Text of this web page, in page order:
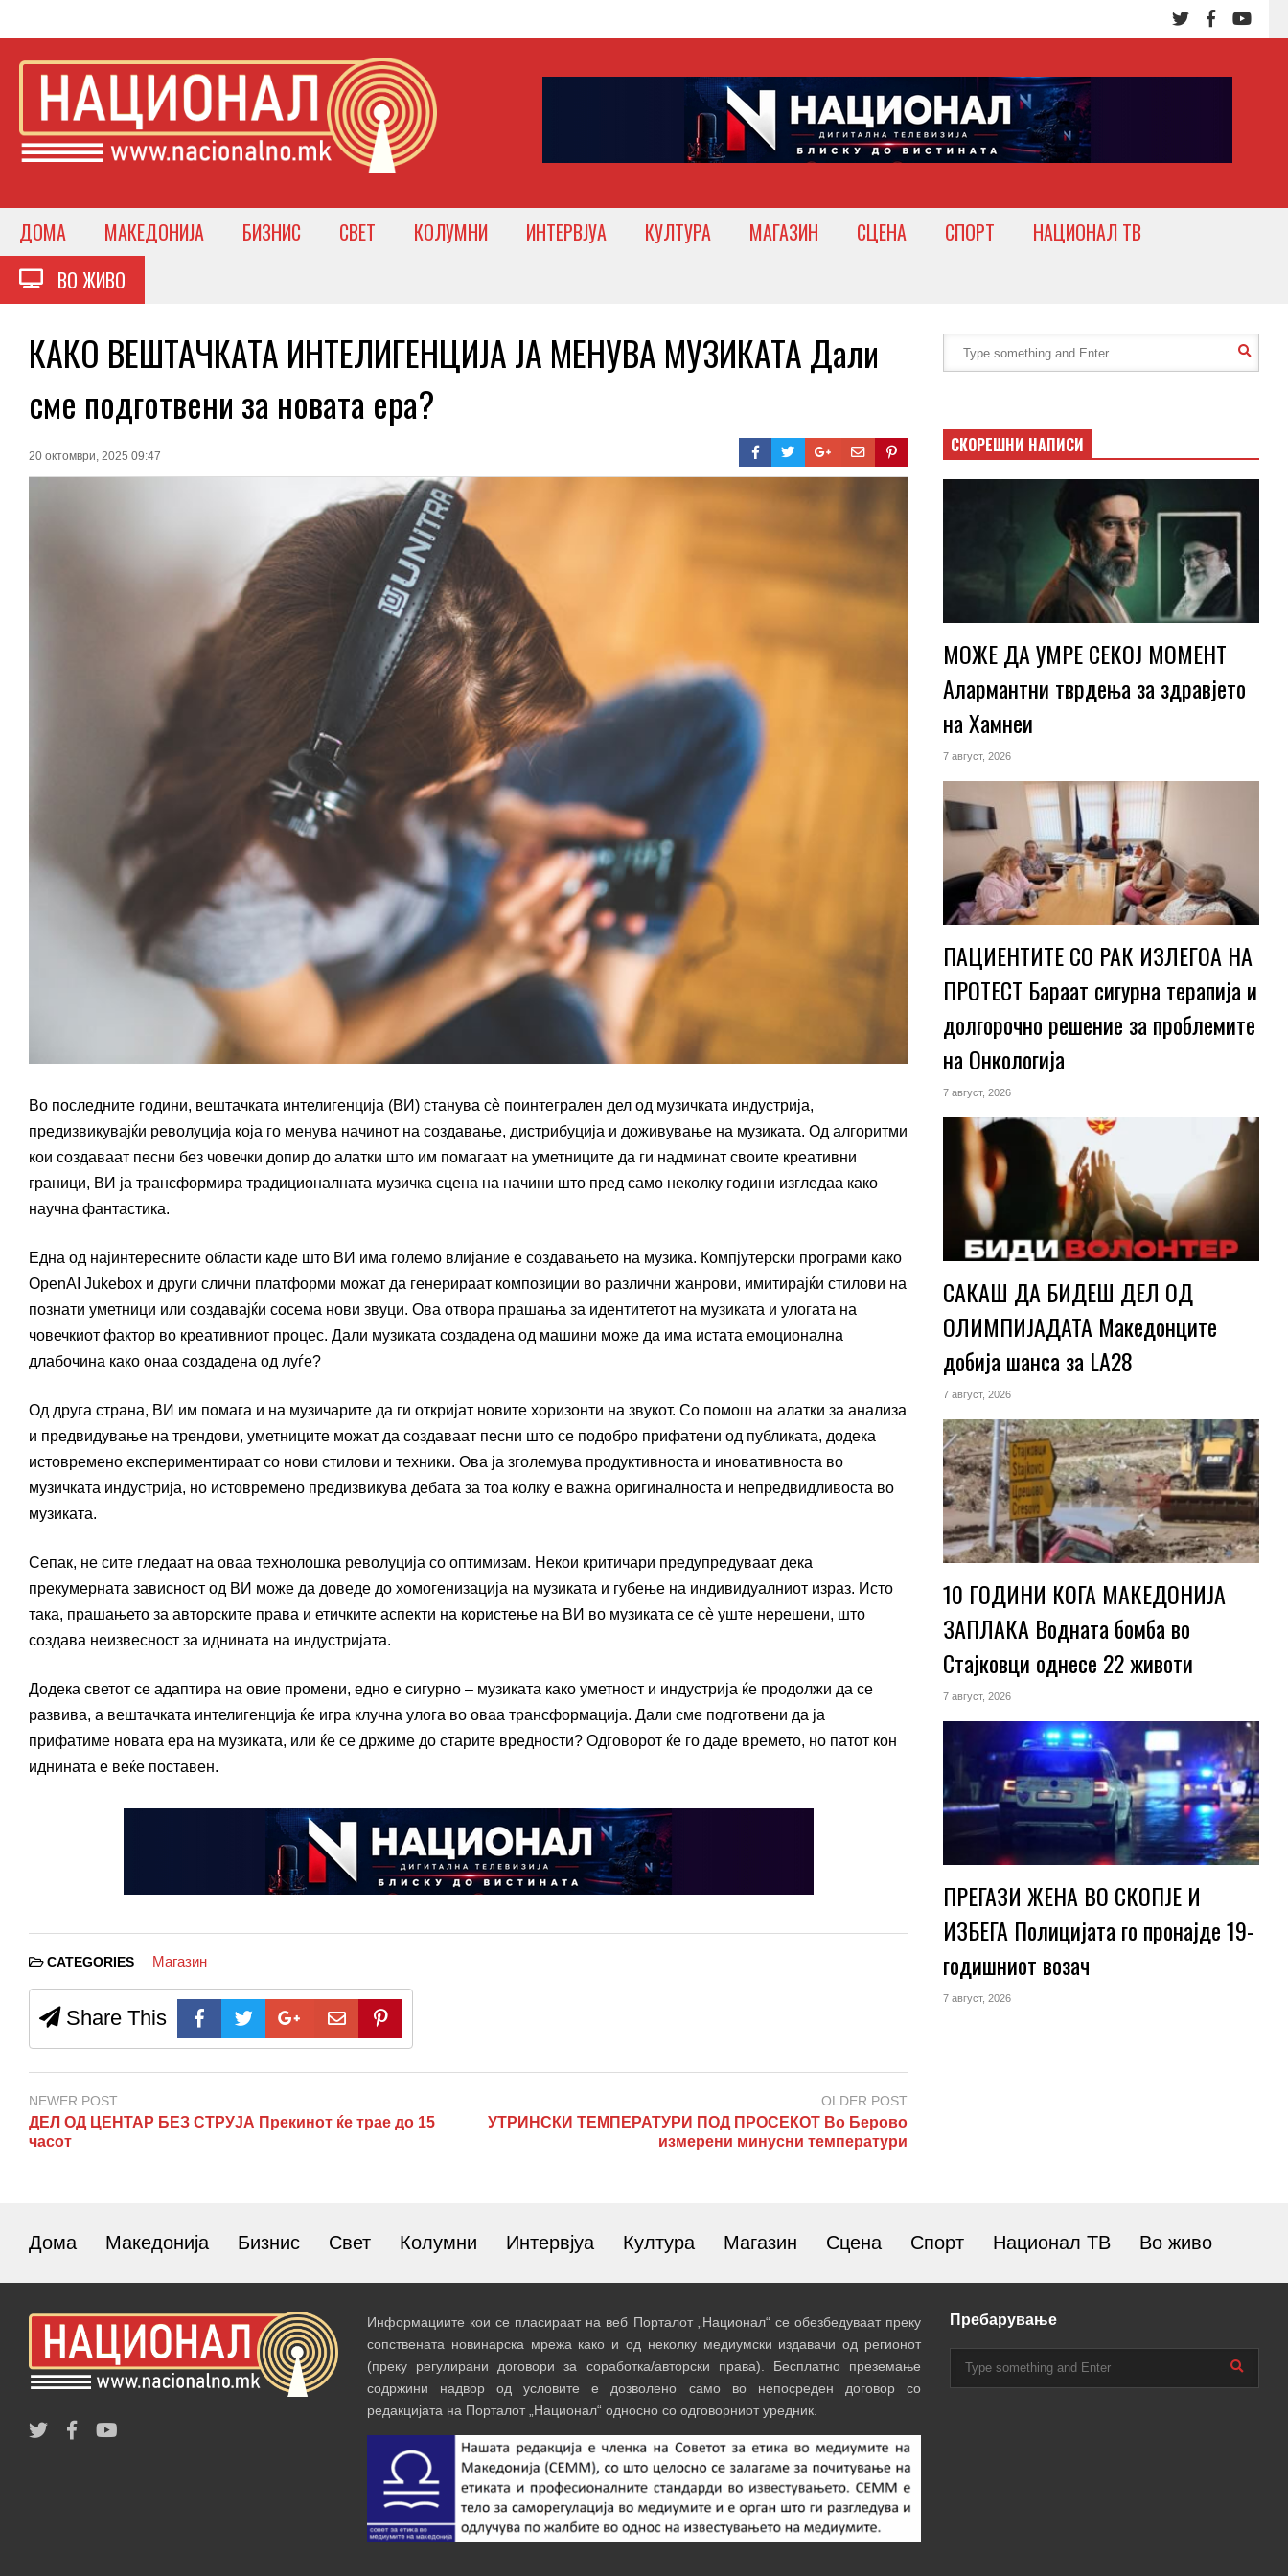
ДОМА МАКЕДОНИЈА БИЗНИС СВЕТ КОЛУМНИ ИНТЕРВЈУА КУЛТУРА МАГАЗИН СЦЕНА СПОРТ
НАЦИОНАЛ ТВ
ВО ЖИВО
КАКО ВЕШТАЧКАТА ИНТЕЛИГЕНЦИЈА ЈА МЕНУВА МУЗИКАТА Дали
сме подготвени за новата ера?
20 октомври, 2025 09:47
Во последните години, вештачката интелигенција (ВИ) станува сè поинтегрален дел од музичката индустрија,
предизвикувајќи револуција која го менува начинот на создавање, дистрибуција и доживување на музиката. Од алгоритми
кои создаваат песни без човечки допир до алатки што им помагаат на уметниците да ги надминат своите креативни
граници, ВИ ја трансформира традиционалната музичка сцена на начини што пред само неколку години изгледаа како
научна фантастика.
Една од најинтересните области каде што ВИ има големо влијание е создавањето на музика. Компјутерски програми како
OpenAI Jukebox и други слични платформи можат да генерираат композиции во различни жанрови, имитирајќи стилови на
познати уметници или создавајќи сосема нови звуци. Ова отвора прашања за идентитетот на музиката и улогата на
човечкиот фактор во креативниот процес. Дали музиката создадена од машини може да има истата емоционална
длабочина како онаа создадена од луѓе?
Од друга страна, ВИ им помага и на музичарите да ги откријат новите хоризонти на звукот. Со помош на алатки за анализа
и предвидување на трендови, уметниците можат да создаваат песни што се подобро прифатени од публиката, додека
истовремено експериментираат со нови стилови и техники. Ова ја зголемува продуктивноста и иновативноста во
музичката индустрија, но истовремено предизвикува дебата за тоа колку е важна оригиналноста и непредвидливоста во
музиката.
Сепак, не сите гледаат на оваа технолошка револуција со оптимизам. Некои критичари предупредуваат дека
прекумерната зависност од ВИ може да доведе до хомогенизација на музиката и губење на индивидуалниот израз. Исто
така, прашањето за авторските права и етичките аспекти на користење на ВИ во музиката се сè уште нерешени, што
создава неизвесност за иднината на индустријата.
Додека светот се адаптира на овие промени, едно е сигурно – музиката како уметност и индустрија ќе продолжи да се
развива, а вештачката интелигенција ќе игра клучна улога во оваа трансформација. Дали сме подготвени да ја
прифатиме новата ера на музиката, или ќе се држиме до старите вредности? Одговорот ќе го даде времето, но патот кон
иднината е веќе поставен.
CATEGORIES Магазин
Share This
NEWER POST
ДЕЛ ОД ЦЕНТАР БЕЗ СТРУЈА Прекинот ќе трае до 15
часот
OLDER POST
УТРИНСКИ ТЕМПЕРАТУРИ ПОД ПРОСЕКОТ Во Берово
измерени минусни температури
СКОРЕШНИ НАПИСИ
МОЖЕ ДА УМРЕ СЕКОЈ МОМЕНТ
Алармантни тврдења за здравјето
на Хамнеи
7 август, 2026
ПАЦИЕНТИТЕ СО РАК ИЗЛЕГОА НА
ПРОТЕСТ Бараат сигурна терапија и
долгорочно решение за проблемите
на Онкологија
7 август, 2026
САКАШ ДА БИДЕШ ДЕЛ ОД
ОЛИМПИЈАДАТА Македонците
добија шанса за LA28
7 август, 2026
10 ГОДИНИ КОГА МАКЕДОНИЈА
ЗАПЛАКА Водната бомба во
Стајковци однесе 22 животи
7 август, 2026
ПРЕГАЗИ ЖЕНА ВО СКОПЈЕ И
ИЗБЕГА Полицијата го пронајде 19-
годишниот возач
7 август, 2026
Дома Македонија Бизнис Свет Колумни Интервјуа Култура Магазин Сцена Спорт Национал ТВ Во живо
Информациите кои се пласираат на веб Порталот „Национал“ се обезбедуваат преку
сопствената новинарска мрежа како и од неколку медиумски издавачи од регионот
(преку регулирани договори за соработка/авторски права). Бесплатно преземање
содржини надвор од условите е дозволено само во непосреден договор со
редакцијата на Порталот „Национал“ односно со одговорниот уредник.
Пребарување